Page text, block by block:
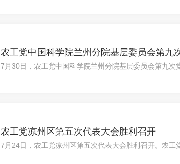
农工党中国科学院兰州分院基层委员会第九
7月30日，农工党中国科学院兰州分院基层委员会第九次
农工党凉州区第五次代表大会胜利召开
7月24日，农工党凉州区第五次代表大会胜利召开。农工